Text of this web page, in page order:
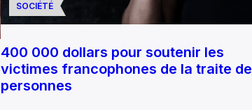
SOCIÉTÉ
400 000 dollars pour soutenir les
victimes francophones de la traite de
personnes